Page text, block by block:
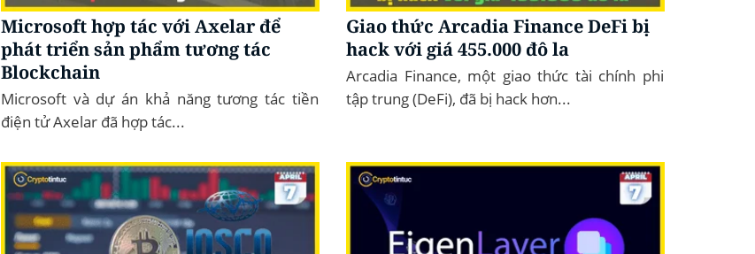
Microsoft hợp tác với Axelar để
phát triển sản phẩm tương tác
Blockchain
Microsoft và dự án khả năng tương tác tiền
điện tử Axelar đã hợp tác...
Giao thức Arcadia Finance DeFi bị
hack với giá 455.000 đô la
Arcadia Finance, một giao thức tài chính phi
tập trung (DeFi), đã bị hack hơn...